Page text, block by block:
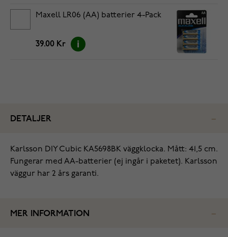
Maxell LR06 (AA) batterier 4-Pack
39.00 Kr
DETALJER
‌Karlsson DIY Cubic KA5698BK väggklocka. Mått: 41,5 cm.
Fungerar med AA-batterier (ej ingår i paketet). Karlsson
väggur har 2 års garanti.
MER INFORMATION